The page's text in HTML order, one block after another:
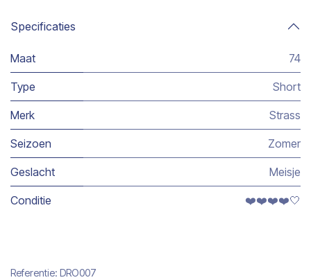
Specificaties
Maat 74
Type Short
Merk Strass
Seizoen Zomer
Geslacht Meisje
Conditie ❤️❤️❤️❤️🤍
Referentie: DRO007